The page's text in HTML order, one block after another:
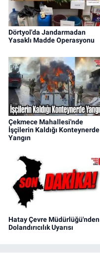
Dörtyol'da Jandarmadan
Yasaklı Madde Operasyonu
Çekmece Mahallesi'nde
İşçilerin Kaldığı Konteynerde
Yangın
Hatay Çevre Müdürlüğü'nden
Dolandırıcılık Uyarısı